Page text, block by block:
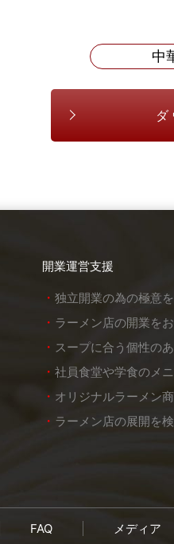
中
開業運営支援
独立開業の為の極意
ラーメン店の開業を
スープに合う個性の
社員食堂や学食のメ
オリジナルラーメン
ラーメン店の展開を
FAQ メディア